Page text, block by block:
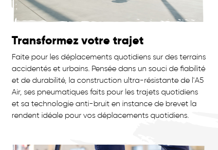
Transformez votre trajet
Faite pour les déplacements quotidiens sur des terrains
accidentés et urbains. Pensée dans un souci de fiabilité
et de durabilité, la construction ultra-résistante de l'A5
Air, ses pneumatiques faits pour les trajets quotidiens
et sa technologie anti-bruit en instance de brevet la
rendent idéale pour vos déplacements quotidiens.